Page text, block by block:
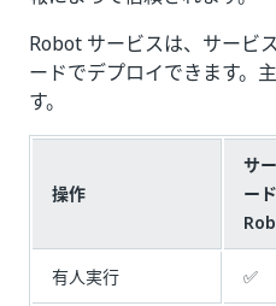
Robot サービスは、サービ
ードでデプロイできます。
す。
操作
サ
ー
有人実行 ✅